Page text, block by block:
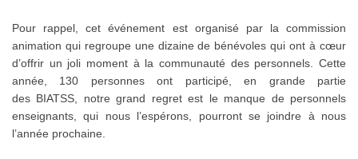
Pour rappel, cet événement est organisé par la commission
animation qui regroupe une dizaine de bénévoles qui ont à cœur
d’offrir un joli moment à la communauté des personnels. Cette
année, 130 personnes ont participé, en grande partie
des BIATSS, notre grand regret est le manque de personnels
enseignants, qui nous l’espérons, pourront se joindre à nous
l’année prochaine.